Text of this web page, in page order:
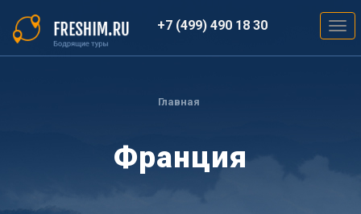
основному
содержанию
+7 (499) 490 18 30
Главная
Франция